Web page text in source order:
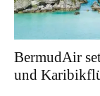
BermudAir
und